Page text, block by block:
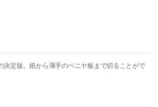
決定版。紙から薄手のベニヤ板まで切ることがで